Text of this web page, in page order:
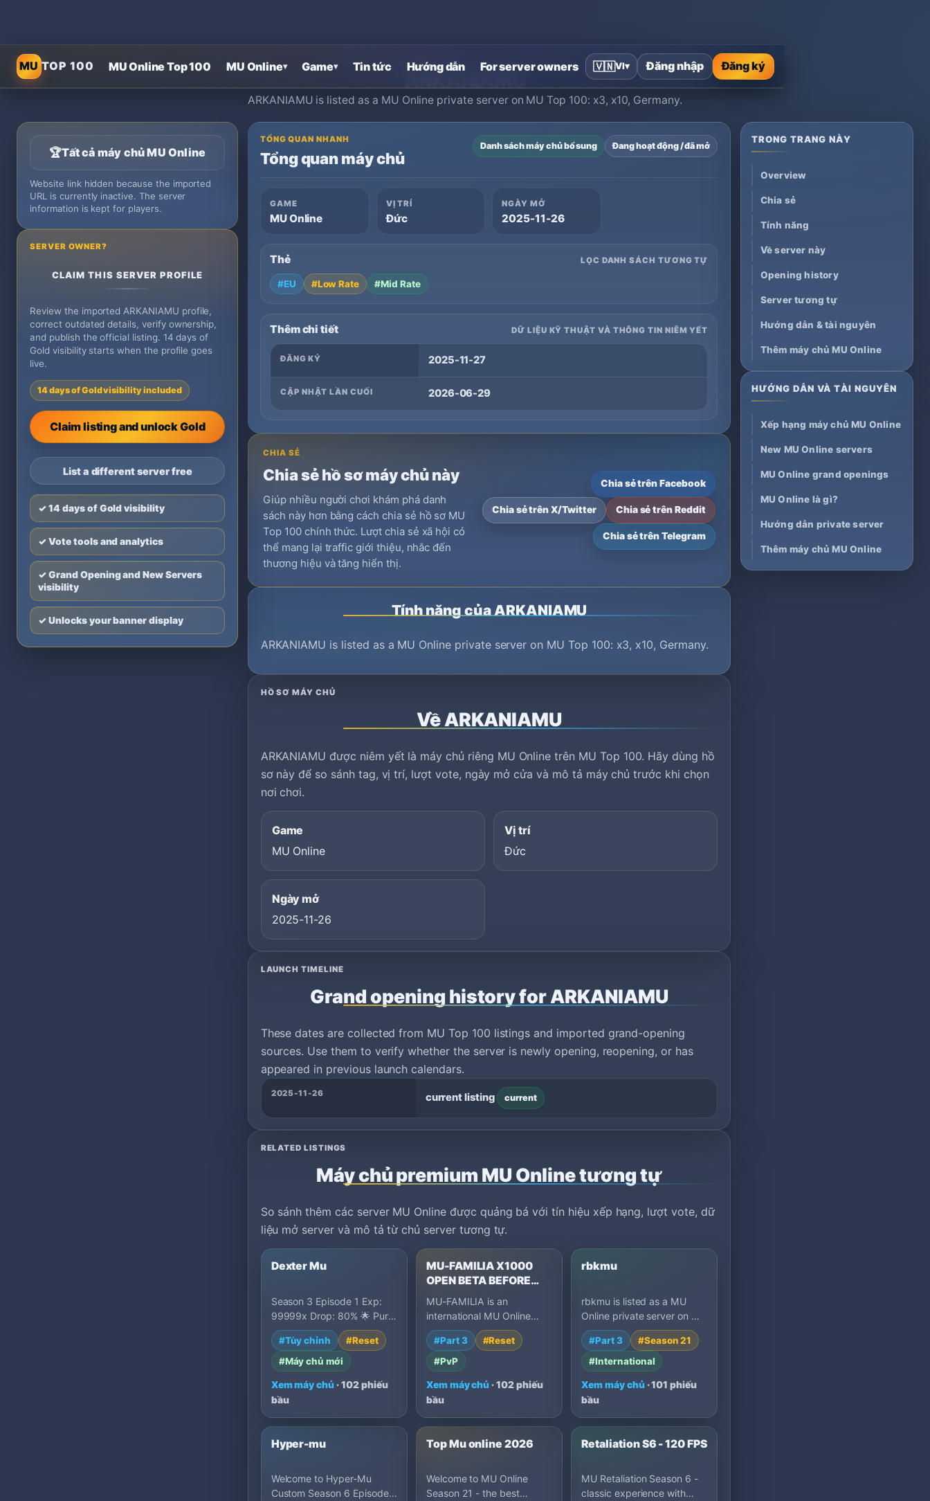
MUTOP 100 MU Online Top 100 MU Online▾ Game▾ Tin tức Hướng dẫn For server owners 🇻🇳VI▾ Đăng nhập Đăng ký
Trang chủ Máy chủ riêng MU Online›ARKANIAMU
ARKANIAMU
ARKANIAMU is listed as a MU Online private server on MU Top 100: x3, x10, Germany.
🏆Tất cả máy chủ MU Online
Website link hidden because the imported
URL is currently inactive. The server
information is kept for players.
SERVER OWNER?
CLAIM THIS SERVER PROFILE
Review the imported ARKANIAMU profile,
correct outdated details, verify ownership,
and publish the official listing. 14 days of
Gold visibility starts when the profile goes
live.
14 days of Gold visibility included
Claim listing and unlock Gold
List a different server free
✓ 14 days of Gold visibility
✓ Vote tools and analytics
✓ Grand Opening and New Servers
visibility
✓ Unlocks your banner display
TỔNG QUAN NHANH
Tổng quan máy chủ
Danh sách máy chủ bổ sung Đang hoạt động / đã mở
GAME
MU Online
VỊ TRÍ
Đức
NGÀY MỞ
2025-11-26
Thẻ LỌC DANH SÁCH TƯƠNG TỰ
#EU #Low Rate #Mid Rate
Thêm chi tiết DỮ LIỆU KỸ THUẬT VÀ THÔNG TIN NIÊM YẾT
ĐĂNG KÝ 2025-11-27
CẬP NHẬT LẦN CUỐI 2026-06-29
CHIA SẺ
Chia sẻ hồ sơ máy chủ này
Giúp nhiều người chơi khám phá danh
sách này hơn bằng cách chia sẻ hồ sơ MU
Top 100 chính thức. Lượt chia sẻ xã hội có
thể mang lại traffic giới thiệu, nhắc đến
thương hiệu và tăng hiển thị.
Chia sẻ trên Facebook
Chia sẻ trên X/Twitter Chia sẻ trên Reddit
Chia sẻ trên Telegram
Tính năng của ARKANIAMU
ARKANIAMU is listed as a MU Online private server on MU Top 100: x3, x10, Germany.
HỒ SƠ MÁY CHỦ
Về ARKANIAMU
ARKANIAMU được niêm yết là máy chủ riêng MU Online trên MU Top 100. Hãy dùng hồ
sơ này để so sánh tag, vị trí, lượt vote, ngày mở cửa và mô tả máy chủ trước khi chọn
nơi chơi.
Game
MU Online
Vị trí
Đức
Ngày mở
2025-11-26
LAUNCH TIMELINE
Grand opening history for ARKANIAMU
These dates are collected from MU Top 100 listings and imported grand-opening
sources. Use them to verify whether the server is newly opening, reopening, or has
appeared in previous launch calendars.
2025-11-26 current listing current
RELATED LISTINGS
Máy chủ premium MU Online tương tự
So sánh thêm các server MU Online được quảng bá với tín hiệu xếp hạng, lượt vote, dữ
liệu mở server và mô tả từ chủ server tương tự.
Dexter Mu
Season 3 Episode 1 Exp:
99999x Drop: 80% 🌟 Pure
game without donation
items ⚔️ Classic events w…
#Tùy chỉnh
#Reset
#Máy chủ mới
Xem máy chủ · 102 phiếu
bầu
MU-FAMILIA X1000
OPEN BETA BEFORE
LAUNCH
MU-FAMILIA is an
international MU Online
Season 21 Part 3 server
with x1000 EXP, 40% drop,
fast…
#Part 3
#Reset
#PvP
Xem máy chủ · 102 phiếu
bầu
rbkmu
rbkmu is listed as a MU
Online private server on MU
Top 100. Compare its
Season 21, x1000 EXP,…
#Part 3
#Season 21
#International
Xem máy chủ· 101 phiếu
bầu
Hyper-mu
Welcome to Hyper-Mu
Custom Season 6 Episode
Top Mu online 2026
Welcome to MU Online
Season 21 - the best
Retaliation S6 - 120 FPS
MU Retaliation Season 6 -
classic experience with
TRONG TRANG NÀY
Overview
Chia sẻ
Tính năng
Về server này
Opening history
Server tương tự
Hướng dẫn & tài nguyên
Thêm máy chủ MU Online
HƯỚNG DẪN VÀ TÀI NGUYÊN
Xếp hạng máy chủ MU Online
New MU Online servers
MU Online grand openings
MU Online là gì?
Hướng dẫn private server
Thêm máy chủ MU Online